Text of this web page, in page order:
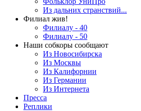
Из дальних странствий...
Филиал жив!
Филиалу - 40
Филиалу - 50
Наши собкоры сообщают
Из Новосибирска
Из Москвы
Из Калифорнии
Из Германии
Из Интернета
Пресса
Реплики